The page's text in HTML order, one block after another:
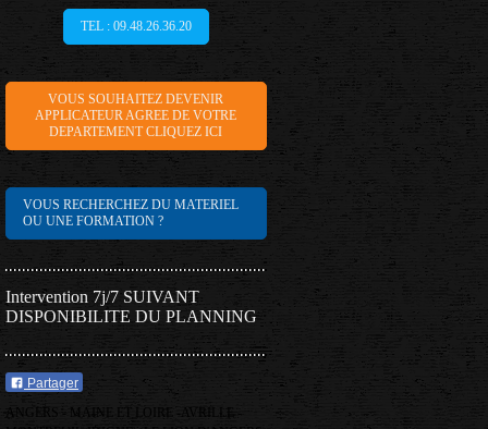
TEL : 09.48.26.36.20
VOUS SOUHAITEZ DEVENIR
APPLICATEUR AGREE DE VOTRE
DEPARTEMENT CLIQUEZ ICI
VOUS RECHERCHEZ DU MATERIEL
OU UNE FORMATION ?
Intervention 7j/7 SUIVANT
DISPONIBILITE DU PLANNING
Partager
ANGERS - MAINE ET LOIRE -AVRILLE -